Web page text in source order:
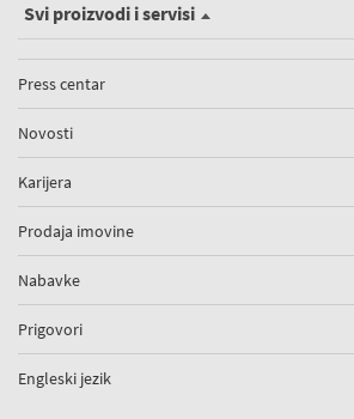
Svi proizvodi i servisi
Press centar
Novosti
Karijera
Prodaja imovine
Nabavke
Prigovori
Engleski jezik